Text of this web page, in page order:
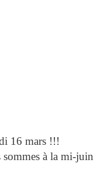
16 mars !!!
à la mi-juin